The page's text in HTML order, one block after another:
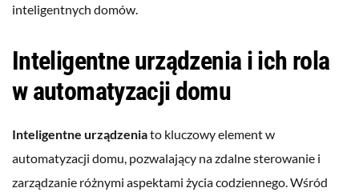
inteligentnych domów.
Inteligentne urządzenia i ich rola
w automatyzacji domu
Inteligentne urządzeniato kluczowy element w
automatyzacji domu, pozwalający na zdalne sterowanie i
zarządzanie różnymi aspektami życia codziennego. Wśród